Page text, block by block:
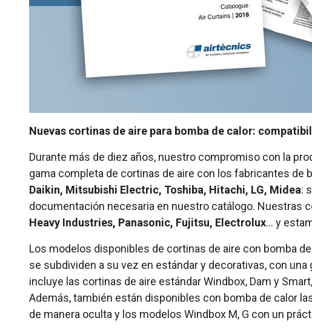
Nuevas cortinas de aire para bomba de calor:
Durante más de diez años, nuestro compromiso con la
gama completa de cortinas de aire con los fabricantes
Daikin, Mitsubishi Electric, Toshiba, Hitachi, LG, Midea:
documentación necesaria en nuestro catálogo. Nuestras
Heavy Industries, Panasonic, Fujitsu, Electrolux… y
Los modelos disponibles de cortinas de aire con bomba
se subdividen a su vez en estándar y decorativas, con
incluye las cortinas de aire estándar Windbox, Dam y
Además, también están disponibles con bomba de calor
de manera oculta y los modelos Windbox M, G con un